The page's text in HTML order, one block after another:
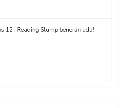
12 : Reading Slump beneran ada!